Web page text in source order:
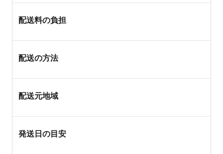
配送料の負担
配送の方法
配送元地域
発送日の目安